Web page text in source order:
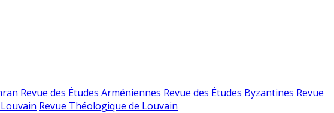
Revue des Études Arméniennes Revue des Études Byzantines Revue
Revue Théologique de Louvain